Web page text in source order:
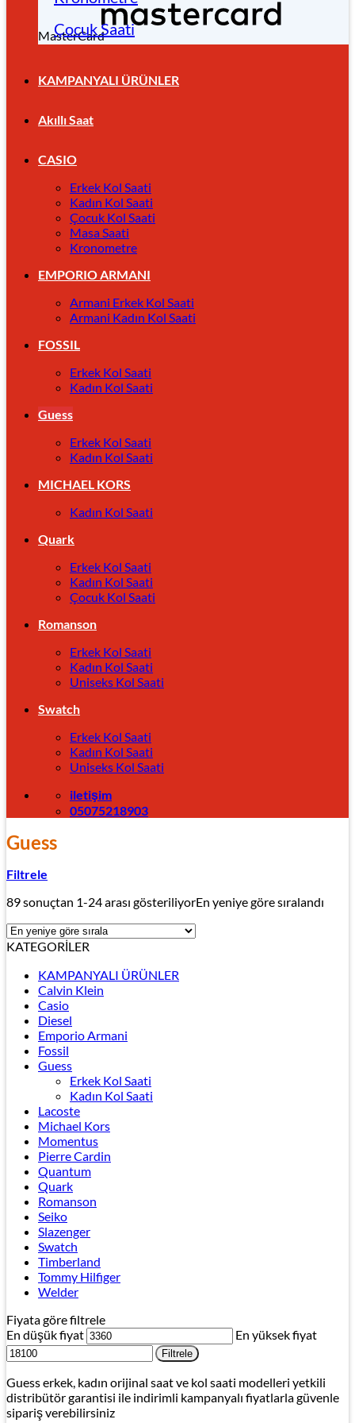
MasterCard
Çocuk Saati
KAMPANYALI ÜRÜNLER
Akıllı Saat
CASIO
Erkek Kol Saati
Kadın Kol Saati
Çocuk Kol Saati
Masa Saati
Kronometre
EMPORIO ARMANI
Armani Erkek Kol Saati
Armani Kadın Kol Saati
FOSSIL
Erkek Kol Saati
Kadın Kol Saati
Guess
Erkek Kol Saati
Kadın Kol Saati
MICHAEL KORS
Kadın Kol Saati
Quark
Erkek Kol Saati
Kadın Kol Saati
Çocuk Kol Saati
Romanson
Erkek Kol Saati
Kadın Kol Saati
Uniseks Kol Saati
Swatch
Erkek Kol Saati
Kadın Kol Saati
Uniseks Kol Saati
iletişim
05075218903
Guess
Filtrele
89 sonuçtan 1-24 arası gösteriliyorEn yeniye göre sıralandı
KATEGORİLER
KAMPANYALI ÜRÜNLER
Calvin Klein
Casio
Diesel
Emporio Armani
Fossil
Guess
Erkek Kol Saati
Kadın Kol Saati
Lacoste
Michael Kors
Momentus
Pierre Cardin
Quantum
Quark
Romanson
Seiko
Slazenger
Swatch
Timberland
Tommy Hilfiger
Welder
Fiyata göre filtrele
En düşük fiyat
En yüksek fiyat
Filtrele
Guess erkek, kadın orijinal saat ve kol saati modelleri yetkili
distribütör garantisi ile indirimli kampanyalı fiyatlarla güvenle
sipariş verebilirsiniz